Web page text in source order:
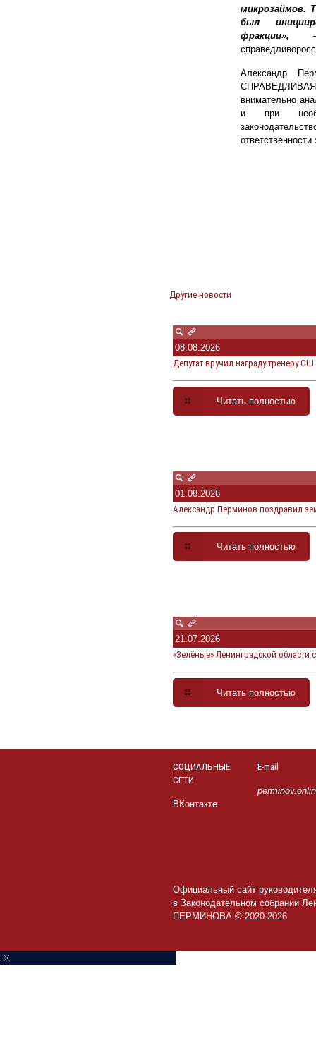
микрозаймов.
был
фракции», –
Александр
внимательно
и при
Другие новости
08.08.2026
Депутат вручил награду тренеру СШ
Читать полностью
01.08.2026
Александр Перминов поздравил
Читать полностью
21.07.2026
«Зелёные» Ленинградской области
Читать полностью
СОЦИАЛЬНЫЕ
СЕТИ
ВКонтакте
E-mail
Официальный сайт
в Законодательном собрании
ПЕРМИНОВА © 2020-2026